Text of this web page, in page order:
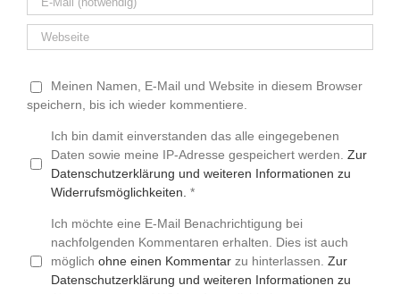
Meinen Namen, E-Mail und Website in diesem Browser
speichern, bis ich wieder kommentiere.
Ich bin damit einverstanden das alle eingegebenen
Daten sowie meine IP-Adresse gespeichert werden. Zur
Datenschutzerklärung und weiteren Informationen zu
Widerrufsmöglichkeiten. *
Ich möchte eine E-Mail Benachrichtigung bei
nachfolgenden Kommentaren erhalten. Dies ist auch
möglich ohne einen Kommentar zu hinterlassen. Zur
Datenschutzerklärung und weiteren Informationen zu